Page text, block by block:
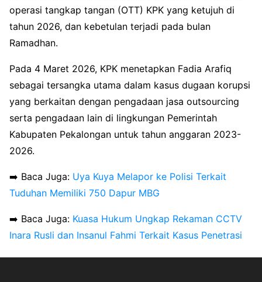
operasi tangkap tangan (OTT) KPK yang ketujuh di
tahun 2026, dan kebetulan terjadi pada bulan
Ramadhan.
Pada 4 Maret 2026, KPK menetapkan Fadia Arafiq
sebagai tersangka utama dalam kasus dugaan korupsi
yang berkaitan dengan pengadaan jasa outsourcing
serta pengadaan lain di lingkungan Pemerintah
Kabupaten Pekalongan untuk tahun anggaran 2023-
2026.
➡️ Baca Juga: Uya Kuya Melapor ke Polisi Terkait
Tuduhan Memiliki 750 Dapur MBG
➡️ Baca Juga: Kuasa Hukum Ungkap Rekaman CCTV
Inara Rusli dan Insanul Fahmi Terkait Kasus Penetrasi